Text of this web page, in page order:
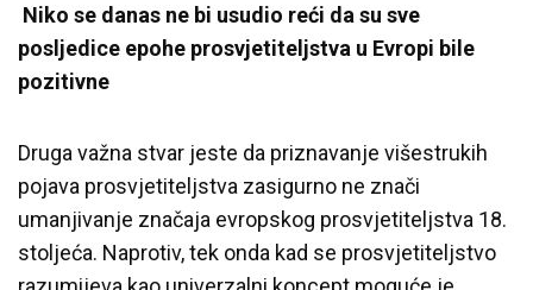
Niko se danas ne bi usudio reći da su sve
posljedice epohe prosvjetiteljstva u Evropi bile
pozitivne
Druga važna stvar jeste da priznavanje višestrukih
pojava prosvjetiteljstva zasigurno ne znači
umanjivanje značaja evropskog prosvjetiteljstva 18.
stoljeća. Naprotiv, tek onda kad se prosvjetiteljstvo